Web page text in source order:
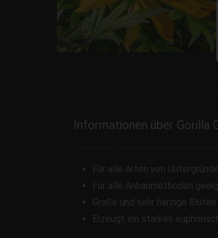
Informationen über Gorilla
Für alle Arten von
Für alle Anbaumethoden
Große und sehr harzige Blüten
Erzeugt ein starkes